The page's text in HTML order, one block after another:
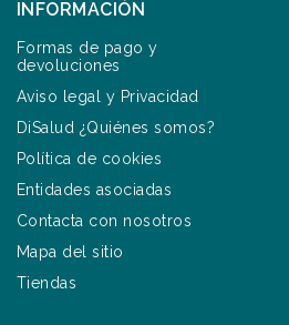
INFORMACIÓN
Formas de pago y
devoluciones
Aviso legal y Privacidad
DiSalud ¿Quiénes somos?
Política de cookies
Entidades asociadas
Contacta con nosotros
Mapa del sitio
Tiendas